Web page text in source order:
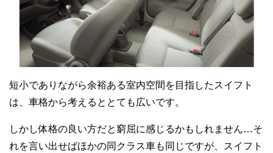
短小でありながら余裕ある室内空間を目指したスイフト
は、車格から考えるととても広いです。
しかし体格の良い方だと窮屈に感じるかもしれません…そ
れを言い出せばほかの同クラス車も同じですが、スイフト